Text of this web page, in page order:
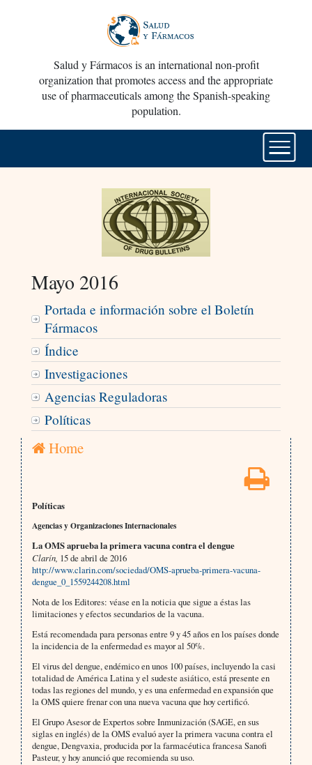
Salud y Fármacos is an international non-profit
organization that promotes access and the appropriate
use of pharmaceuticals among the Spanish-speaking
population.
Mayo 2016
Portada e información sobre el Boletín
Fármacos
Índice
Investigaciones
Agencias Reguladoras
Políticas
Home
Políticas
Agencias y Organizaciones Internacionales
La OMS aprueba la primera vacuna contra el dengue
Clarín, 15 de abril de 2016
http://www.clarin.com/sociedad/OMS-aprueba-primera-vacuna-
dengue_0_1559244208.html
Nota de los Editores: véase en la noticia que sigue a éstas las
limitaciones y efectos secundarios de la vacuna.
Está recomendada para personas entre 9 y 45 años en los países donde
la incidencia de la enfermedad es mayor al 50%.
El virus del dengue, endémico en unos 100 países, incluyendo la casi
totalidad de América Latina y el sudeste asiático, está presente en
todas las regiones del mundo, y es una enfermedad en expansión que
la OMS quiere frenar con una nueva vacuna que hoy certificó.
El Grupo Asesor de Expertos sobre Inmunización (SAGE, en sus
siglas en inglés) de la OMS evaluó ayer la primera vacuna contra el
dengue, Dengvaxia, producida por la farmacéutica francesa Sanofi
Pasteur, y hoy anunció que recomienda su uso.